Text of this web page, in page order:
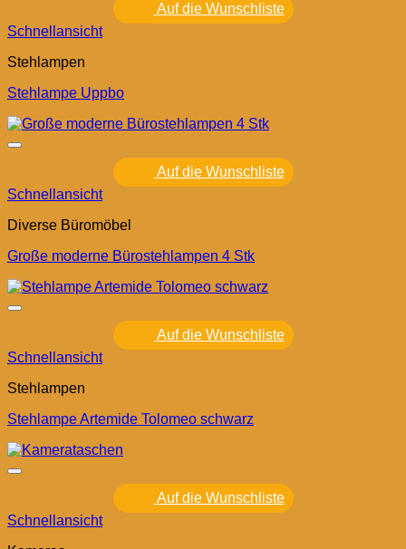
Auf die Wunschliste
Schnellansicht
Stehlampen
Stehlampe Uppbo
Auf die Wunschliste
Schnellansicht
Diverse Büromöbel
Große moderne Bürostehlampen 4 Stk
Auf die Wunschliste
Schnellansicht
Stehlampen
Stehlampe Artemide Tolomeo schwarz
Auf die Wunschliste
Schnellansicht